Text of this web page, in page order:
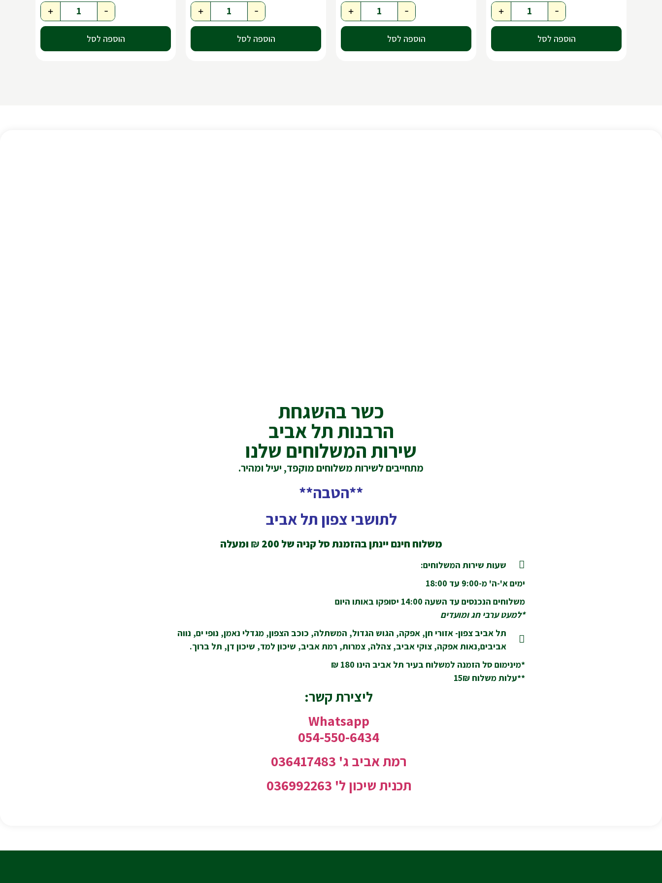
-
+
הוספה לסל
-
+
הוספה לסל
-
+
הוספה לסל
-
+
הוספה לסל
כשר בהשגחת
הרבנות תל אביב
שירות המשלוחים שלנו
מתחייבים לשירות משלוחים מוקפד, יעיל ומהיר.
**הטבה**
לתושבי צפון תל אביב
משלוח חינם יינתן בהזמנת סל קניה של 200 ₪ ומעלה
שעות שירות המשלוחים:
ימים א'-ה' מ-9:00 עד 18:00
משלוחים הנכנסים עד השעה 14:00 יסופקו באותו היום
*למעט ערבי חג ומועדים
תל אביב צפון- אזורי חן, אפקה, הגוש הגדול, המשתלה, כוכב הצפון, מגדלי נאמן, נופי ים, נווה
אביבים,נאות אפקה, צוקי אביב, צהלה, צמרות, רמת אביב, שיכון למד, שיכון דן, תל ברוך.
*מינימום סל הזמנה למשלוח בעיר תל אביב הינו 180 ₪
**עלות משלוח 15₪
ליצירת קשר:
Whatsapp
054-550-6434
רמת אביב ג' 036417483
תכנית שיכון ל' 036992263